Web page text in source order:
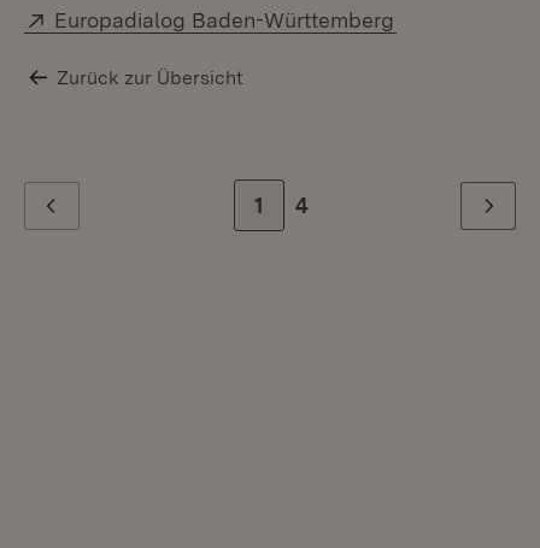
Extern:
Europadialog Baden-Württemberg
Zurück zur Übersicht
Zur Seite
1 Zur letzten Seite
4 Weiter